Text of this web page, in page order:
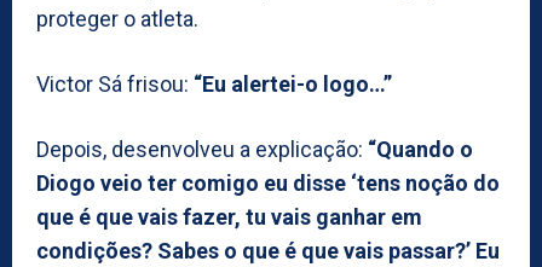
proteger o atleta.
Victor Sá frisou: “Eu alertei-o logo…”
Depois, desenvolveu a explicação: “Quando o
Diogo veio ter comigo eu disse ‘tens noção do
que é que vais fazer, tu vais ganhar em
condições? Sabes o que é que vais passar?’ Eu